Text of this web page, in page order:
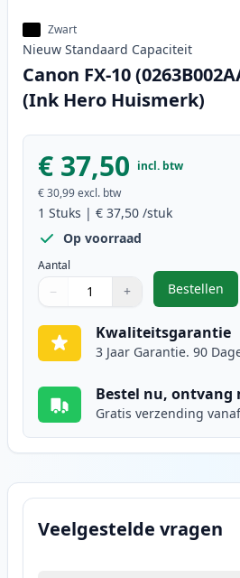
Zwart
Nieuw Standaard Capaciteit
Canon FX-10
(Ink Hero Huismerk)
€ 37,50 incl. btw
€ 30,99excl. btw
1 Stuks | € 37,50 /stuk
Op voorraad
Aantal
Gebruik de knoppen om aan te
− +
1
Bestellen
,
Kwaliteitsgarantie
3 Jaar Garantie. 90
Bestel nu, ontvang
Gratis verzending
Veelgestelde vragen